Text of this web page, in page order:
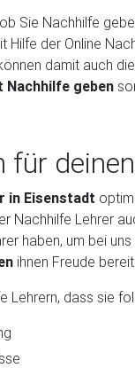
Sie Nachhilfe
Hilfe der Online
damit auch
Nachhilfe geben
für
in Eisenstadt
Nachhilfe Lehrer
haben, um bei
ihnen Freude
Lehrern, dass sie